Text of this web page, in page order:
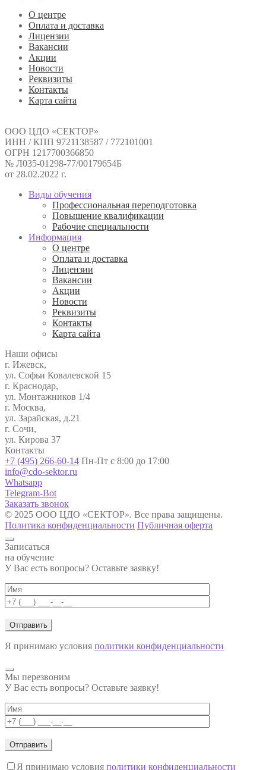
О центре
Оплата и доставка
Лицензии
Вакансии
Акции
Новости
Реквизиты
Контакты
Карта сайта
ООО ЦДО «СЕКТОР»
ИНН / КПП 9721138587 / 772101001
ОГРН 1217700366850
№ Л035-01298-77/00179654Б
от 28.02.2022 г.
Виды обучения
Профессиональная переподготовка
Повышение квалификации
Рабочие специальности
Информация
О центре
Оплата и доставка
Лицензии
Вакансии
Акции
Новости
Реквизиты
Контакты
Карта сайта
Наши офисы
г. Ижевск,
ул. Софьи Ковалевской 15
г. Краснодар,
ул. Монтажников 1/4
г. Москва,
ул. Зарайская, д.21
г. Сочи,
ул. Кирова 37
Контакты
+7 (495) 266-60-14 Пн-Пт с 8:00 до 17:00
info@cdo-sektor.ru
Whatsapp
Telegram-Bot
Заказать звонок
© 2025 ООО ЦДО «СЕКТОР». Все права защищены.
Политика конфиденциальности Публичная оферта
Записаться
на обучение
У Вас есть вопросы? Оставьте заявку!
Я принимаю условия политики конфиденциальности
Мы перезвоним
У Вас есть вопросы? Оставьте заявку!
Я принимаю условия политики конфиденциальности